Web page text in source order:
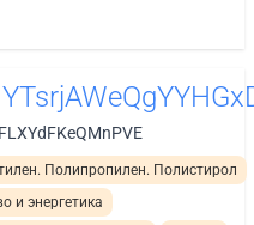
Полипропилен. Полистирол
и энергетика